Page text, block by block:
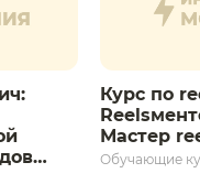
Курс по
Мастер
Обучающие